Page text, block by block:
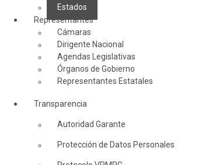
Estados
Representantes
Cámaras
Dirigente Nacional
Agendas Legislativas
Órganos de Gobierno
Representantes Estatales
Transparencia
Autoridad Garante
Protección de Datos Personales